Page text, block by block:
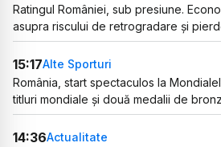
Ratingul României, sub presiune.
asupra riscului de retrogradare și
15:17Alte Sporturi
România, start spectaculos la
titluri mondiale și două medalii de bronz
14:36Actualitate